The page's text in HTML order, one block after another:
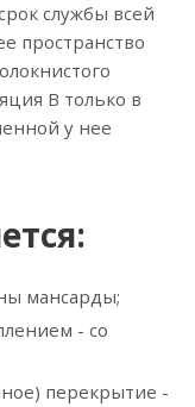
службы всей
пространство
В только в
у нее
мансарды;
- со
перекрытие -